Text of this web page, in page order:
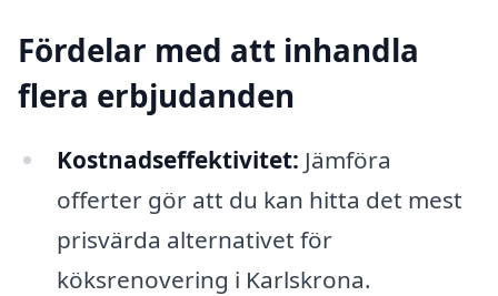
Fördelar med att inhandla
flera erbjudanden
Kostnadseffektivitet: Jämföra
offerter gör att du kan hitta det mest
prisvärda alternativet för
köksrenovering i Karlskrona.